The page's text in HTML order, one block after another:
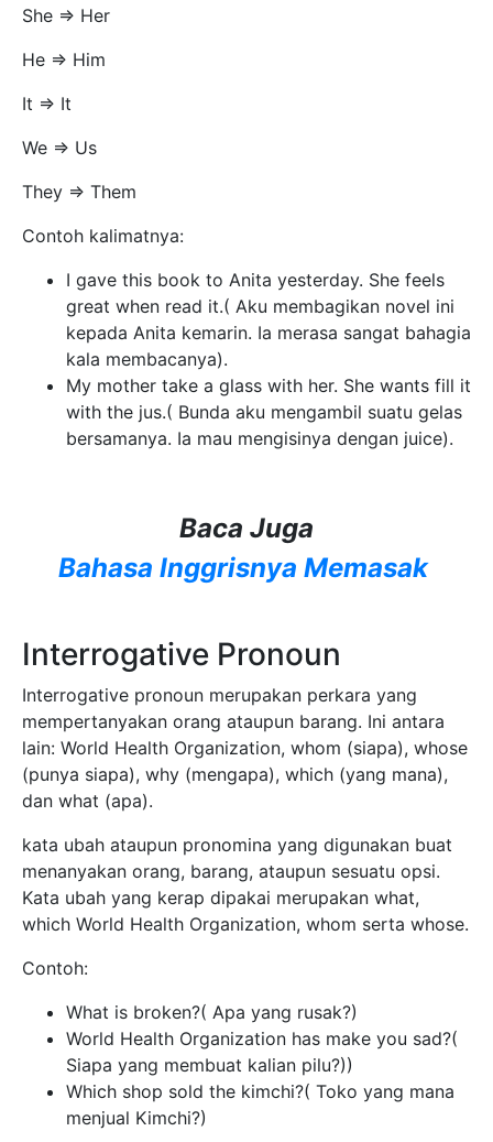
She => Her
He => Him
It => It
We => Us
They => Them
Contoh kalimatnya:
I gave this book to Anita yesterday. She feels
great when read it.( Aku membagikan novel ini
kepada Anita kemarin. Ia merasa sangat bahagia
kala membacanya).
My mother take a glass with her. She wants fill it
with the jus.( Bunda aku mengambil suatu gelas
bersamanya. Ia mau mengisinya dengan juice).
Baca Juga
Bahasa Inggrisnya Memasak
Interrogative Pronoun
Interrogative pronoun merupakan perkara yang
mempertanyakan orang ataupun barang. Ini antara
lain: World Health Organization, whom (siapa), whose
(punya siapa), why (mengapa), which (yang mana),
dan what (apa).
kata ubah ataupun pronomina yang digunakan buat
menanyakan orang, barang, ataupun sesuatu opsi.
Kata ubah yang kerap dipakai merupakan what,
which World Health Organization, whom serta whose.
Contoh:
What is broken?( Apa yang rusak?)
World Health Organization has make you sad?(
Siapa yang membuat kalian pilu?))
Which shop sold the kimchi?( Toko yang mana
menjual Kimchi?)